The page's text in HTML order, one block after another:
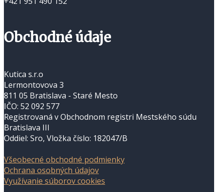
Obchodné údaje
Kutica s.r.o
Lermontovova 3
811 05 Bratislava - Staré Mesto
IČO: 52 092 577
Registrovaná v Obchodnom registri Mestského súdu
Bratislava III
Oddiel: Sro, Vložka číslo: 182047/B
Všeobecné obchodné podmienky
Ochrana osobných údajov
Využívanie súborov cookies